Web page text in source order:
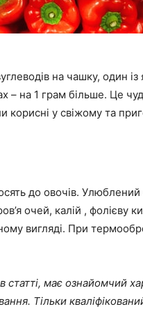
на чашку, один
на 1 грам більше. Це
у свіжому та
до овочів. Улюблений
очей, калій , фолієву
вигляді. При
статті, має ознайомчий
Тільки